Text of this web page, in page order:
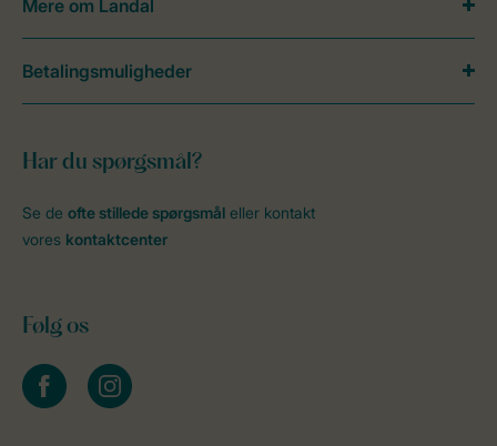
Har du spørgsmål?
Se de ofte stillede spørgsmål eller kontakt
vores kontaktcenter
Følg os
facebookinstagram
Mere om Landal
Betalingsmuligheder